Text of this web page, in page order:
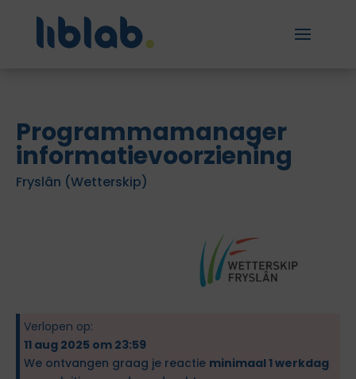
Programmamanager
informatievoorziening
Fryslân (Wetterskip)
Verlopen op:
11 aug 2025 om 23:59
We ontvangen graag je reactie minimaal 1 werkdag